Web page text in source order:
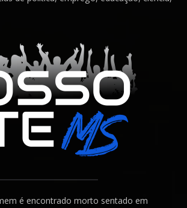
é encontrado morto sentado em